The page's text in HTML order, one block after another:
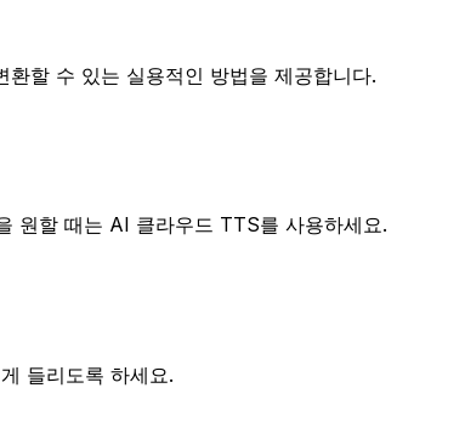
할 수 있는 실용적인 방법을 제공합니다.
원할 때는 AI 클라우드 TTS를 사용하세요.
들리도록 하세요.